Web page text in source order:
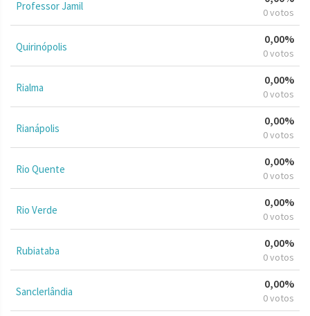
Professor Jamil 0 votos
Quirinópolis
0,00%
0 votos
Rialma
0,00%
0 votos
Rianápolis
0,00%
0 votos
Rio Quente
0,00%
0 votos
Rio Verde
0,00%
0 votos
Rubiataba
0,00%
0 votos
Sanclerlândia
0,00%
0 votos